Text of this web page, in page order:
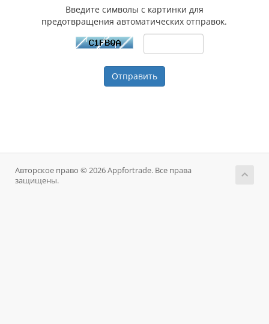
Введите символы с картинки для
предотвращения автоматических отправок.
Отправить
Авторское право © 2026 Appfortrade. Все права
защищены.